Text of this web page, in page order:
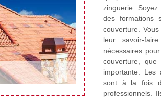
zinguerie.
des formations
couverture.
leur savoir-
nécessaires
couverture, que
importante. Les
sont à la fois
professionnels.